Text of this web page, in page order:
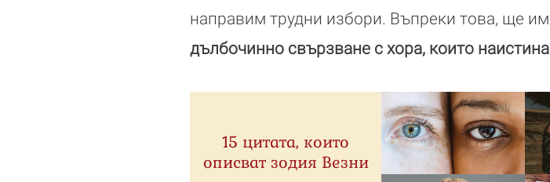
направим трудни избори. Въпреки това, ще
дълбочинно свързване с хора, които
15 цитата, които
описват зодия Везни